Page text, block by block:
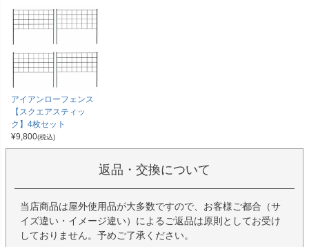
アイアンローフェンス
【スクエアスティッ
ク】4枚セット
¥9,800(税込)
返品・交換について
当店商品は屋外使用品が大多数ですので、お客様ご都合（サ
イズ違い・イメージ違い）によるご返品は原則としてお受け
しておりません。予めご了承ください。